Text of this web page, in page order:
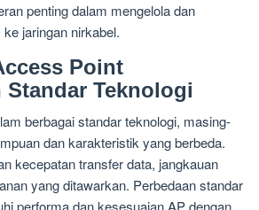
penting dalam mengelola dan
jaringan nirkabel.
Point
Standar Teknologi
berbagai standar teknologi, masing-
dan karakteristik yang berbeda.
kecepatan transfer data, jangkauan
yang ditawarkan. Perbedaan standar
performa dan kesesuaian AP dengan